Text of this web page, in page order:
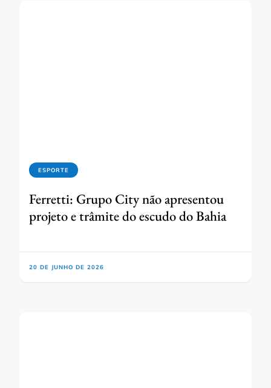
ESPORTE
Ferretti: Grupo City não apresentou
projeto e trâmite do escudo do Bahia
20 DE JUNHO DE 2026